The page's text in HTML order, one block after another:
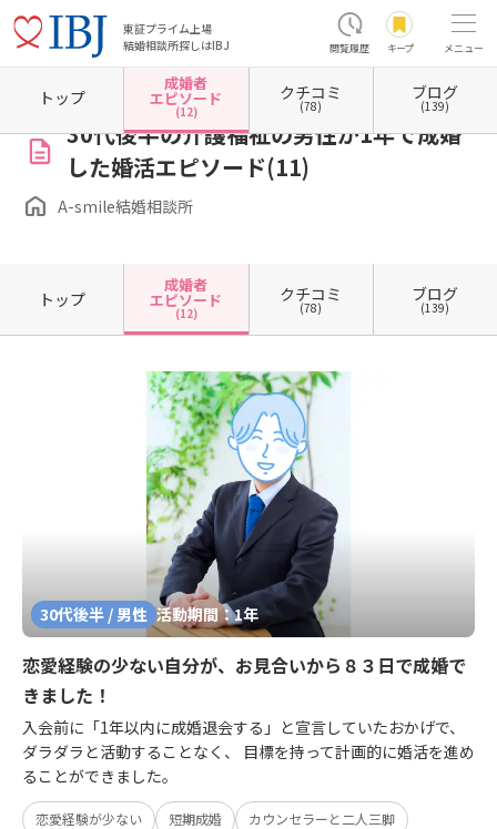
東証プライム上場
結婚相談所探しはIBJ
閲覧履歴 キープ メニュー
ホーム 東京都の結婚相談所 東京都町田市 A-smile結婚相談所 成婚者エピソード一覧
30代後半の介護福祉の男性が1年で成婚
した婚活エピソード(11)
A-smile結婚相談所
トップ
成婚者
エピソード
(12)
クチコミ
(78)
ブログ
(139)
トップ
成婚者
エピソード
(12)
クチコミ
(78)
ブログ
(139)
30代後半 / 男性 活動期間：1年
恋愛経験の少ない自分が、お見合いから８３日で成婚で
きました！
入会前に「1年以内に成婚退会する」と宣言していたおかげで、
ダラダラと活動することなく、 目標を持って計画的に婚活を進め
ることができました。
恋愛経験が少ない 短期成婚 カウンセラーと二人三脚